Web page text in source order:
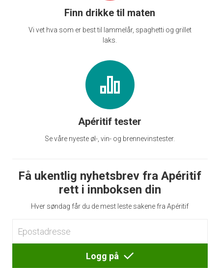
Finn drikke til maten
Vi vet hva som er best til lammelår, spaghetti og grillet
laks.
Apéritif tester
Se våre nyeste øl-, vin- og brennevinstester.
Få ukentlig nyhetsbrev fra Apéritif
rett i innboksen din
Hver søndag får du de mest leste sakene fra Apéritif
Logg på